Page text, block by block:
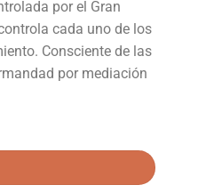
por el Gran
cada uno de los
Consciente de las
por mediación